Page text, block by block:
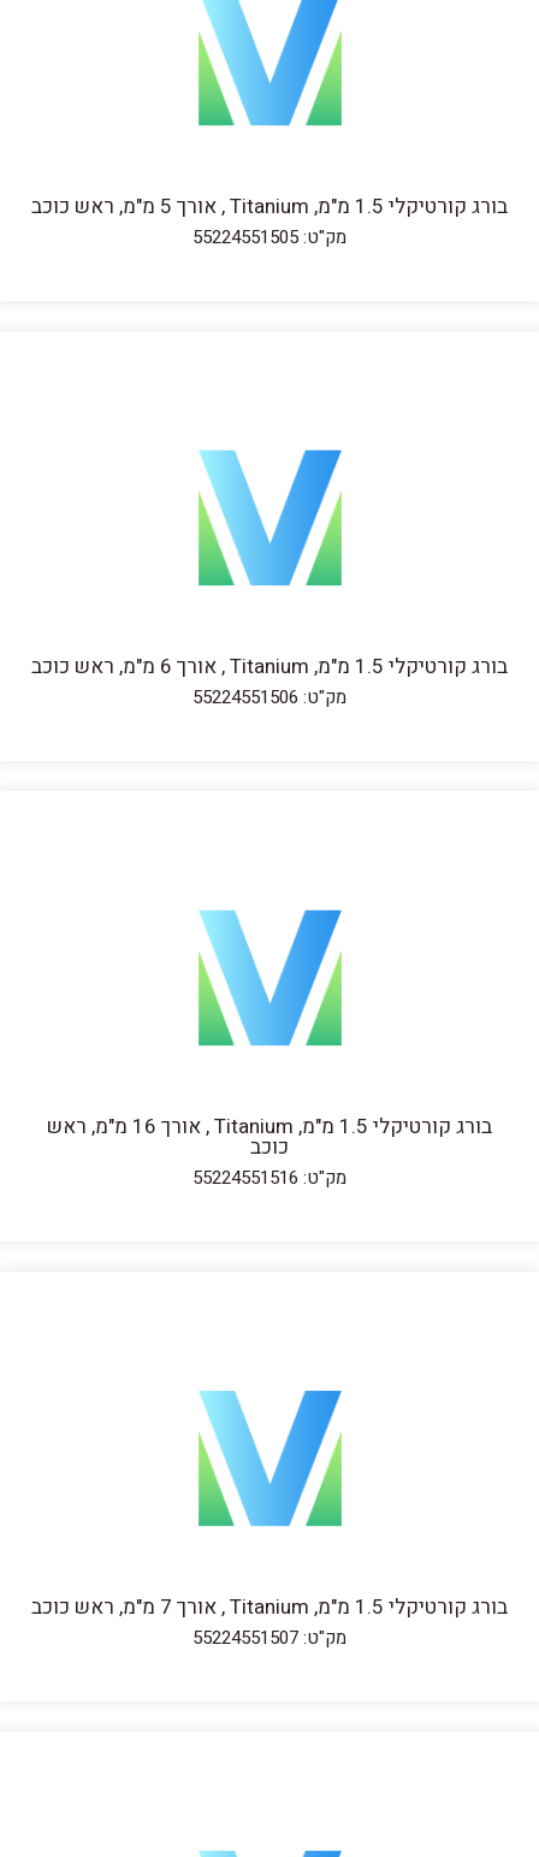
בורג קורטיקלי 1.5 מ"מ, Titanium , אורך 5 מ"מ, ראש כוכב
מק"ט: 55224551505
בורג קורטיקלי 1.5 מ"מ, Titanium , אורך 6 מ"מ, ראש כוכב
מק"ט: 55224551506
בורג קורטיקלי 1.5 מ"מ, Titanium , אורך 16 מ"מ, ראש
כוכב
מק"ט: 55224551516
בורג קורטיקלי 1.5 מ"מ, Titanium , אורך 7 מ"מ, ראש כוכב
מק"ט: 55224551507